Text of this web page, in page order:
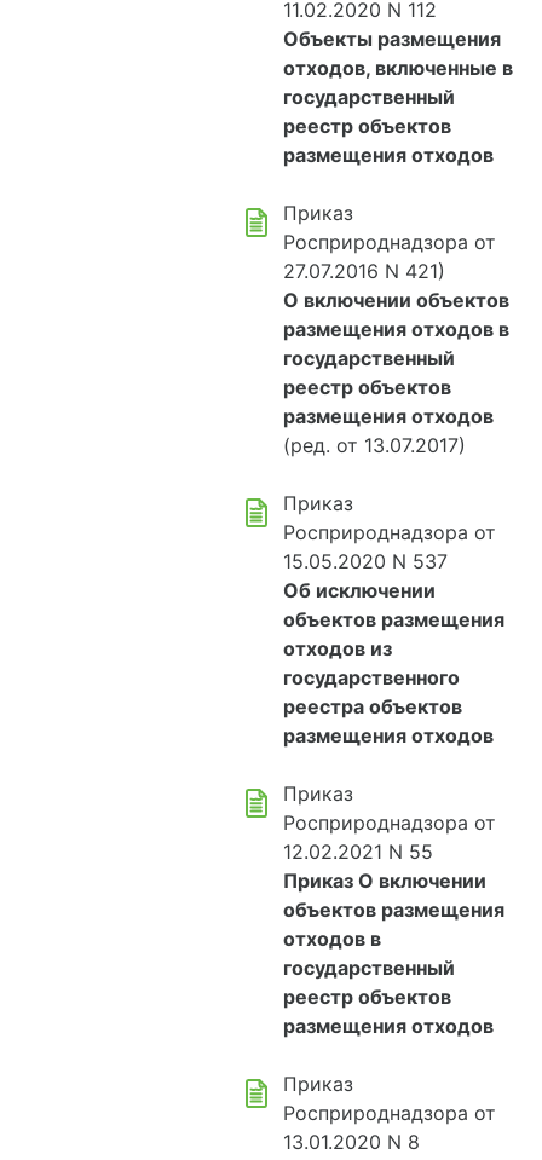
11.02.2020 N 112
Объекты размещения
отходов, включенные в
государственный
реестр объектов
размещения отходов
Приказ
Росприроднадзора от
27.07.2016 N 421)
О включении объектов
размещения отходов в
государственный
реестр объектов
размещения отходов
(ред. от 13.07.2017)
Приказ
Росприроднадзора от
15.05.2020 N 537
Об исключении
объектов размещения
отходов из
государственного
реестра объектов
размещения отходов
Приказ
Росприроднадзора от
12.02.2021 N 55
Приказ О включении
объектов размещения
отходов в
государственный
реестр объектов
размещения отходов
Приказ
Росприроднадзора от
13.01.2020 N 8